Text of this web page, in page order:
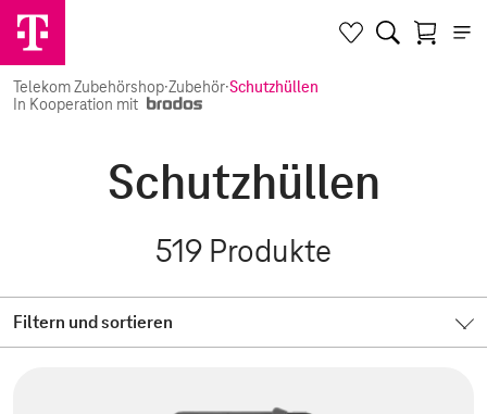
Telekom Zubehörshop·Zubehör·Schutzhüllen
In Kooperation mit
Schutzhüllen
519 Produkte
Filtern und sortieren